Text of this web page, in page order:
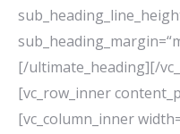
[/ultimate_heading][/
[vc_row_inner
[vc_column_inner